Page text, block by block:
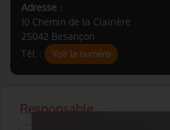
Adresse :
10 Chemin de la Clairière
25042 Besançon
Tél. :
Voir le numéro